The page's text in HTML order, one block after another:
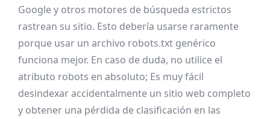
Google y otros motores de búsqueda estrictos
rastrean su sitio. Esto debería usarse raramente
porque usar un archivo robots.txt genérico
funciona mejor. En caso de duda, no utilice el
atributo robots en absoluto; Es muy fácil
desindexar accidentalmente un sitio web completo
y obtener una pérdida de clasificación en las